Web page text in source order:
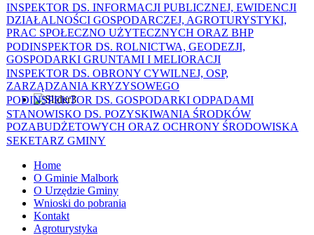
INSPEKTOR DS. INFORMACJI PUBLICZNEJ, EWIDENCJI
DZIAŁALNOŚCI GOSPODARCZEJ, AGROTURYSTYKI,
PRAC SPOŁECZNO UŻYTECZNYCH ORAZ BHP
PODINSPEKTOR DS. ROLNICTWA, GEODEZJI,
GOSPODARKI GRUNTAMI I MELIORACJI
INSPEKTOR DS. OBRONY CYWILNEJ, OSP,
ZARZĄDZANIA KRYZYSOWEGO
PODINSPEKTOR DS. GOSPODARKI ODPADAMI
STANOWISKO DS. POZYSKIWANIA ŚRODKÓW
POZABUDŻETOWYCH ORAZ OCHRONY ŚRODOWISKA
SEKETARZ GMINY
Home
O Gminie Malbork
O Urzędzie Gminy
Wnioski do pobrania
Kontakt
Agroturystyka